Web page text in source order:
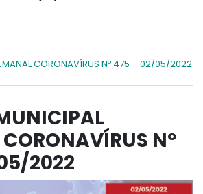
CORONAVÍRUS Nº 475 – 02/05/2022
Nº
2022